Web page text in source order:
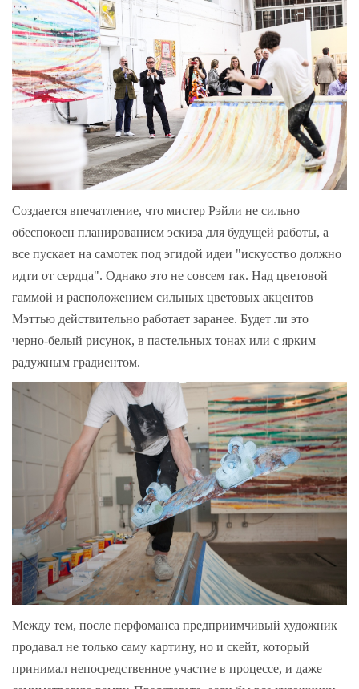
Создается впечатление, что мистер Рэйли не сильно
обеспокоен планированием эскиза для будущей работы, а
все пускает на самотек под эгидой идеи "искусство должно
идти от сердца". Однако это не совсем так. Над цветовой
гаммой и расположением сильных цветовых акцентов
Мэттью действительно работает заранее. Будет ли это
черно-белый рисунок, в пастельных тонах или с ярким
радужным градиентом.
Между тем, после перфоманса предприимчивый художник
продавал не только саму картину, но и скейт, который
принимал непосредственное участие в процессе, и даже